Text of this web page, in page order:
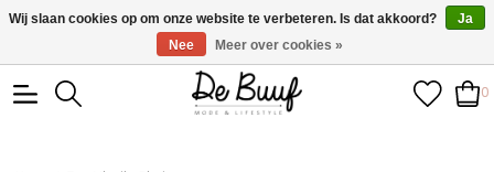
• Wekelijks nieuwe items • Gratis verzending >€100,- •
Verzonden binnen 1-3 werkdagen
0
Wij slaan cookies op om onze website te verbeteren. Is dat akkoord?
Ja
Nee
Meer over cookies »